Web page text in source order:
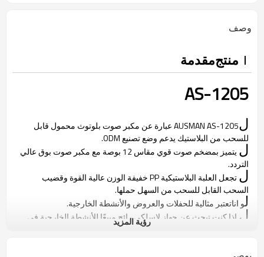
وصف
منتجمقدمة
AS-1205
ل
AUSMAN AS-1205 عبارة عن مكبر صوت بلوتوث محمول قابل
للسحب من البلاستيك يدعم وضع تصنيع ODM.
ل
يتميز بمضخم صوت قوي مقاس 12 بوصة مع مكبر صوت بوق عالي
التردد.
ل
تجعل العلبة البلاستيكية PP خفيفة الوزن عالية القوة وقضيب
السحب القابل للسحب من السهل حملها.
لو اناتعتبر مثالية للحفلات والعروض والأنشطة الخارجية.
ل إذا كنت تبحث عن جهاز لاسلكي رائج مبيعًا للأنشطة الخارجية في
سوبر ماركت الصوت أو المتجر المتسلسل ، فهذا خيار لا يُفوت.
ل
رؤية المزيد